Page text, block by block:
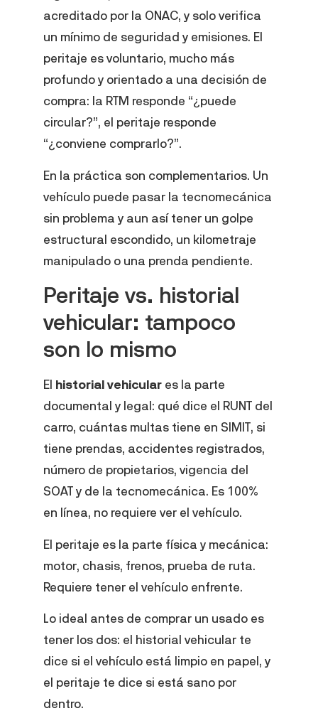
acreditado por la ONAC, y solo verifica
un mínimo de seguridad y emisiones. El
peritaje es voluntario, mucho más
profundo y orientado a una decisión de
compra: la RTM responde “¿puede
circular?”, el peritaje responde
“¿conviene comprarlo?”.
En la práctica son complementarios. Un
vehículo puede pasar la tecnomecánica
sin problema y aun así tener un golpe
estructural escondido, un kilometraje
manipulado o una prenda pendiente.
Peritaje vs. historial
vehicular: tampoco
son lo mismo
El historial vehicular es la parte
documental y legal: qué dice el RUNT del
carro, cuántas multas tiene en SIMIT, si
tiene prendas, accidentes registrados,
número de propietarios, vigencia del
SOAT y de la tecnomecánica. Es 100%
en línea, no requiere ver el vehículo.
El peritaje es la parte física y mecánica:
motor, chasis, frenos, prueba de ruta.
Requiere tener el vehículo enfrente.
Lo ideal antes de comprar un usado es
tener los dos: el historial vehicular te
dice si el vehículo está limpio en papel, y
el peritaje te dice si está sano por
dentro.